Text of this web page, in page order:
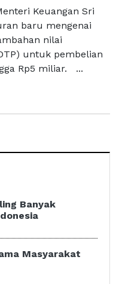
Keuangan Sri
baru mengenai
nilai
untuk pembelian
Rp5 miliar. ...
Banyak
Masyarakat